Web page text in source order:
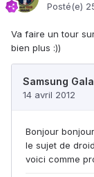
Posté(e)
Va faire un tour
bien plus :))